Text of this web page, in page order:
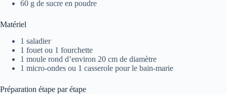
60 g de sucre en poudre
Matériel
1 saladier
1 fouet ou 1 fourchette
1 moule rond d’environ 20 cm de diamètre
1 micro-ondes ou 1 casserole pour le bain-marie
Préparation étape par étape